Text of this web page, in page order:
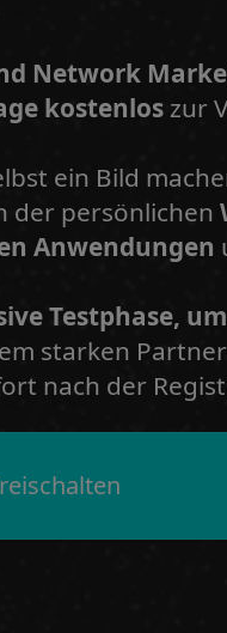
Network
kostenlos zur
ein Bild
der persönlichen
Anwendungen
Testphase,
starken
nach der